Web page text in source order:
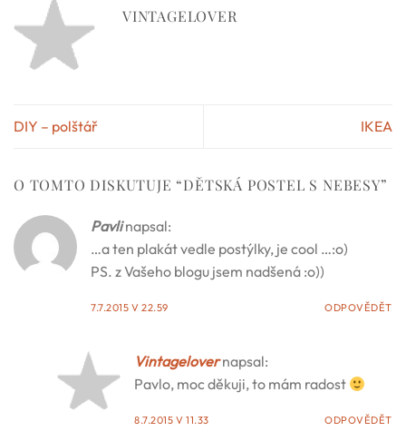
VINTAGELOVER
DIY – polštář IKEA
O TOMTO DISKUTUJE “DĚTSKÁ POSTEL S NEBESY”
Pavli napsal:
…a ten plakát vedle postýlky, je cool …:o)
PS. z Vašeho blogu jsem nadšená :o))
7.7.2015 V 22.59 ODPOVĚDĚT
Vintagelover napsal:
Pavlo, moc děkuji, to mám radost
8.7.2015 V 11.33 ODPOVĚDĚT